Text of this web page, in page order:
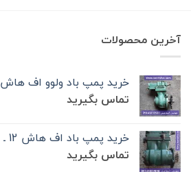
آخرین محصولات
خرید پمپ باد ولوو اف هاش 13 تک‌ پیستون -FH13
تماس بگیرید
خرید پمپ باد اف هاش 12 ـ FH12
تماس بگیرید